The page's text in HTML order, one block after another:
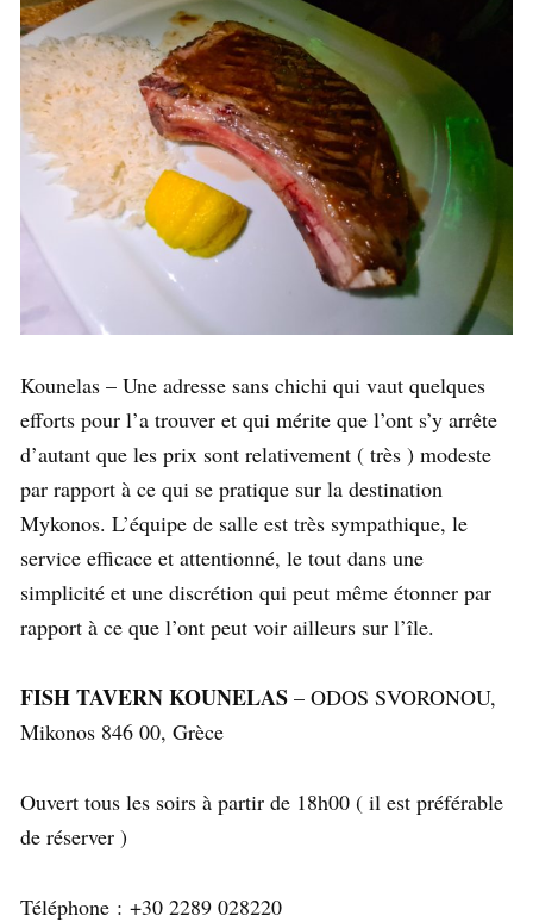
Kounelas – Une adresse sans chichi qui vaut quelques
efforts pour l’a trouver et qui mérite que l’ont s’y arrête
d’autant que les prix sont relativement ( très ) modeste
par rapport à ce qui se pratique sur la destination
Mykonos. L’équipe de salle est très sympathique, le
service efficace et attentionné, le tout dans une
simplicité et une discrétion qui peut même étonner par
rapport à ce que l’ont peut voir ailleurs sur l’île.
FISH TAVERN KOUNELAS – ODOS SVORONOU,
Mikonos 846 00, Grèce
Ouvert tous les soirs à partir de 18h00 ( il est préférable
de réserver )
Téléphone : +30 2289 028220